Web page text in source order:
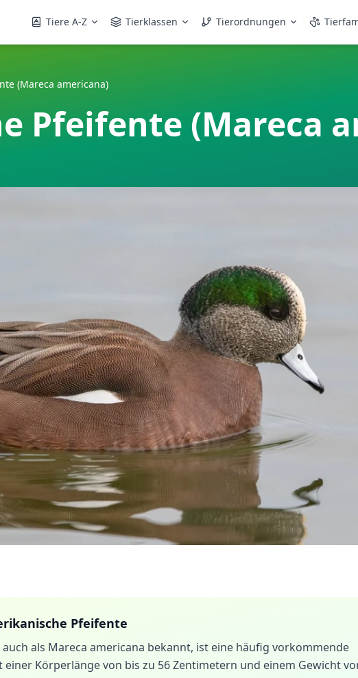
Tiere A-Z Tierklassen Tierordnungen
(Mareca americana)
Pfeifente (Mareca
Pfeifente
als Mareca americana bekannt, ist eine häufig vorkommende
Körperlänge von bis zu 56 Zentimetern und einem Gewicht